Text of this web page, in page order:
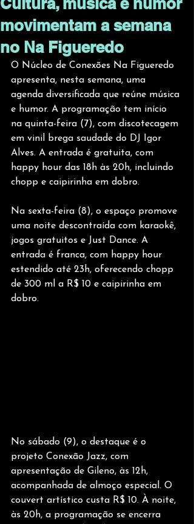
movimentam a semana
no Na Figueredo
O Núcleo de Conexões Na Figueredo
apresenta, nesta semana, uma
agenda diversificada que reúne música
e humor. A programação tem início
na quinta-feira (7), com discotecagem
em vinil brega saudade do DJ Igor
Alves. A entrada é gratuita, com
happy hour das 18h às 20h, incluindo
chopp e caipirinha em dobro.
Na sexta-feira (8), o espaço promove
uma noite descontraída com karaokê,
jogos gratuitos e Just Dance. A
entrada é franca, com happy hour
estendido até 23h, oferecendo chopp
de 300 ml a R$ 10 e caipirinha em
dobro.
No sábado (9), o destaque é o
projeto Conexão Jazz, com
apresentação de Gileno, às 12h,
acompanhada de almoço especial. O
couvert artístico custa R$ 10. À noite,
às 20h, a programação se encerra